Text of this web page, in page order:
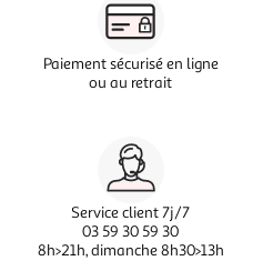
Paiement sécurisé en ligne
ou au retrait
Service client 7j/7
03 59 30 59 30
8h>21h, dimanche 8h30>13h